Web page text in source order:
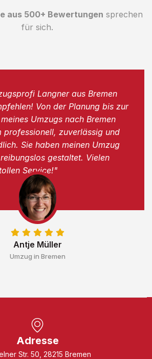
aus 500+ Bewertungen sprechen
für sich.
Antje Müller
Umzug in Bremen
Langner aus Bremen
Von der Planung bis zur
Umzugs nach Bremen
professionell, zuverlässig und
Sie haben meinen Umzug
gestaltet. Vielen
Service!"
Adresse
Str. 50, 28215 Bremen